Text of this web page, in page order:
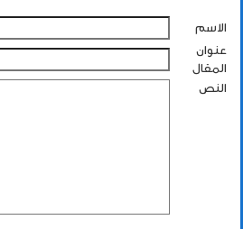
الاسم
عنوان
المقال
النص